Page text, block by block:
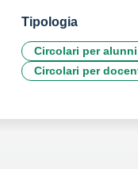
Tipologia
Circolari per
Circolari per